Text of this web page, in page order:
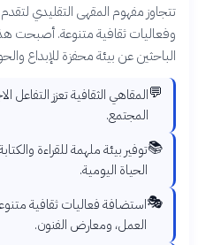
تتجاوز مفهوم المقهى التقليدي
وفعاليات ثقافية متنوعة. أصبحت
الباحثين عن بيئة محفزة للإبداع
💬المقاهي الثقافية تعزز التفاعل
المجتمع.
📚توفير بيئة ملهمة للقراءة
الحياة اليومية.
🎭استضافة فعاليات ثقافية
العمل، ومعارض الفنون.